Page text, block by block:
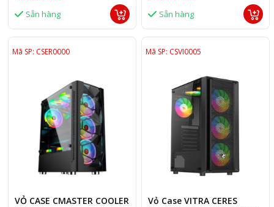
Sẵn hàng Sẵn hàng
Mã SP: CSER0000
VỎ CASE CMASTER COOLER
Mã SP: CSVI0005
Vỏ Case VITRA CERES